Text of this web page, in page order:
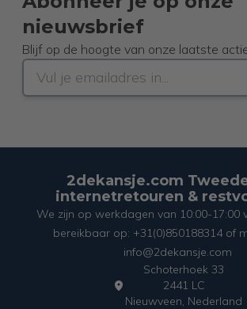
nieuwsbrief
Blijf op de hoogte van onze laatste
2dekansje.com
internetretouren &
We zijn op werkdagen van 10:00-17:00
bereikbaar op: +31(0)850188314 of
info@2dekansje.com
Schoterhoek 33
2441 LC
Nieuwveen, Nederland